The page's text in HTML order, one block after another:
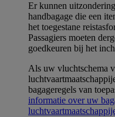
Er kunnen
handbagage die een
het toegestane
Passagiers moeten
goedkeuren bij het
Als uw vluchtschema
bagageregels van
informatie over uw